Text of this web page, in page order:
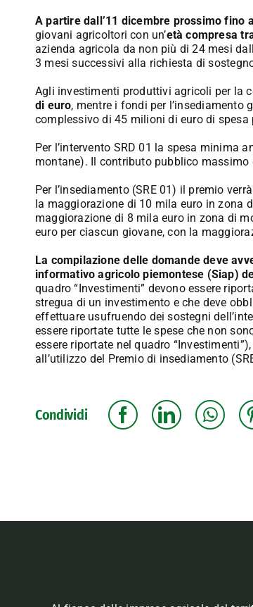
A partire dall’11 dicembre prossimo fino
giovani agricoltori con un’età compresa
azienda agricola da non più di 24 mesi
3 mesi successivi alla richiesta di
Agli investimenti produttivi agricoli per la
di euro, mentre i fondi per
complessivo di 45 milioni di euro di spesa
Per l’intervento SRD 01 la spesa minima
montane). Il contributo pubblico
Per l’insediamento (SRE 01) il premio
la maggiorazione di 10 mila euro in zona
maggiorazione di 8 mila euro in zona di
euro per ciascun giovane, con la
La compilazione delle domande deve
informativo agricolo piemontese (Siap)
quadro “Investimenti” devono essere
stregua di un investimento e che deve
effettuare usufruendo dei sostegni
essere riportate tutte le spese che non
essere riportate nel quadro
all’utilizzo del Premio di insediamento
Condividi